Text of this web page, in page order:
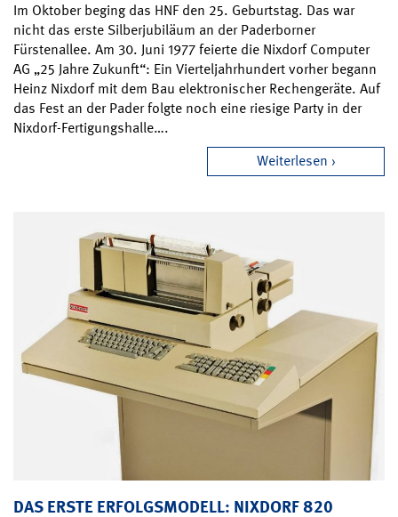
Im Oktober beging das HNF den 25. Geburtstag. Das war
nicht das erste Silberjubiläum an der Paderborner
Fürstenallee. Am 30. Juni 1977 feierte die Nixdorf Computer
AG „25 Jahre Zukunft“: Ein Vierteljahrhundert vorher begann
Heinz Nixdorf mit dem Bau elektronischer Rechengeräte. Auf
das Fest an der Pader folgte noch eine riesige Party in der
Nixdorf-Fertigungshalle….
Weiterlesen
DAS ERSTE ERFOLGSMODELL: NIXDORF 820